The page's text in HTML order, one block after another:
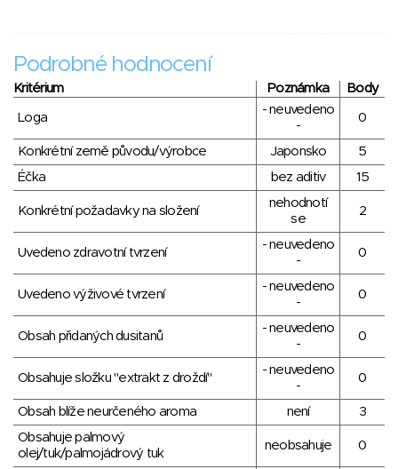
Podrobné hodnocení
Kritérium Poznámka Body
Loga
- neuvedeno
-
0
Konkrétní země původu/výrobce Japonsko
5
Éčka
bez aditiv 15
Konkrétní požadavky na složení
nehodnotí
se
2
Uvedeno zdravotní tvrzení
- neuvedeno
-
0
Uvedeno výživové tvrzení
- neuvedeno
-
0
Obsah přidaných dusitanů
- neuvedeno
-
0
Obsahuje složku "extrakt z droždí"
- neuvedeno
-
0
Obsah blíže neurčeného aroma není
3
Obsahuje palmový
olej/tuk/palmojádrový tuk
neobsahuje 0